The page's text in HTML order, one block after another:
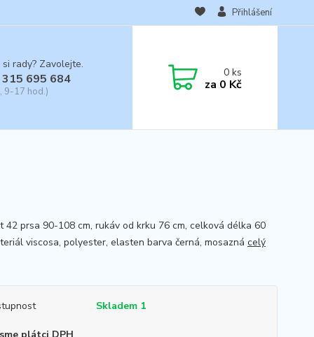
Přihlášení
rady? Zavolejte.
695 684
9-17 hod.)
0ks
za 0 Kč
42 prsa 90-108 cm, rukáv od krku 76 cm, celková délka 60
viscosa, polyester, elasten barva černá, mosazná celý
Skladem 1